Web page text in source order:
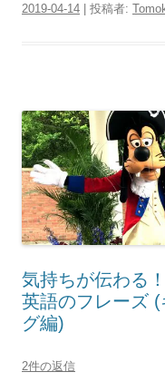
2019-04-14
投稿者:
気持ちが伝わる
英語のフレーズ
グ編)
2件の返信